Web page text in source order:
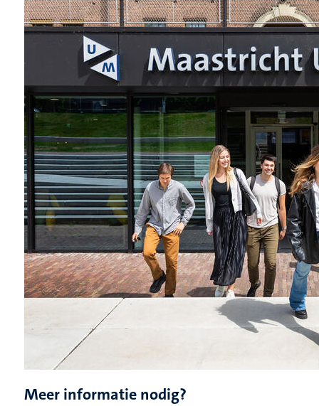
Meer informatie nodig?